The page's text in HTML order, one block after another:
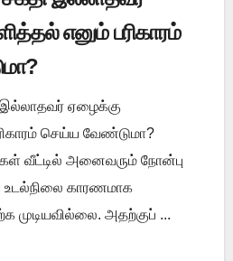
எனும் பரிகாரம்
ஏழைக்கு
செய்ய வேண்டுமா?
வீட்டில் அனைவரும் நோன்பு
உடல்நிலை காரணமாக
முடியவில்லை. அதற்குப் ...